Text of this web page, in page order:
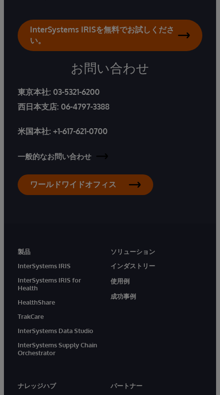
InterSystems IRISを無料でお試しくださ
い。
お問い合わせ
東京本社: 03-5321-6200
西日本支店: 06-4797-3388
米国本社: +1-617-621-0700
一般的なお問い合わせ
ワールドワイドオフィス
製品
InterSystems IRIS
InterSystems IRIS for
Health
HealthShare
TrakCare
InterSystems Data Studio
InterSystems Supply Chain
Orchestrator
ソリューション
インダストリー
使用例
成功事例
ナレッジハブ
パートナー